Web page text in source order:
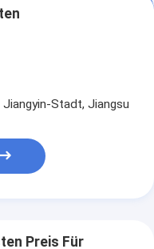
Stadt, Jiangsu
Preis Für